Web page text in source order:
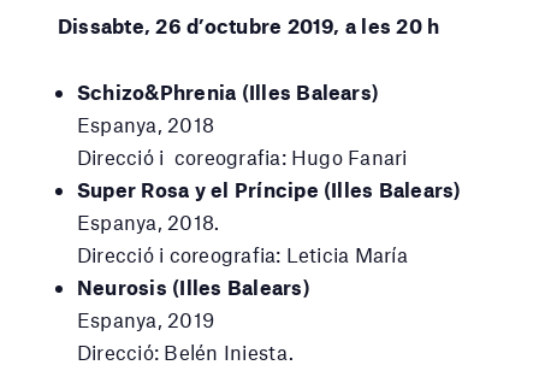
Dissabte, 26 d’octubre 2019, a les 20 h
Schizo&Phrenia (Illes Balears)
Espanya, 2018
Direcció i coreografia: Hugo Fanari
Super Rosa y el Príncipe (Illes Balears)
Espanya, 2018.
Direcció i coreografia: Leticia María
Neurosis (Illes Balears)
Espanya, 2019
Direcció: Belén Iniesta.